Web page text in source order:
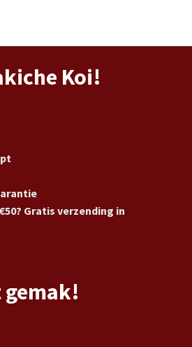
Koi!
Gratis verzending in